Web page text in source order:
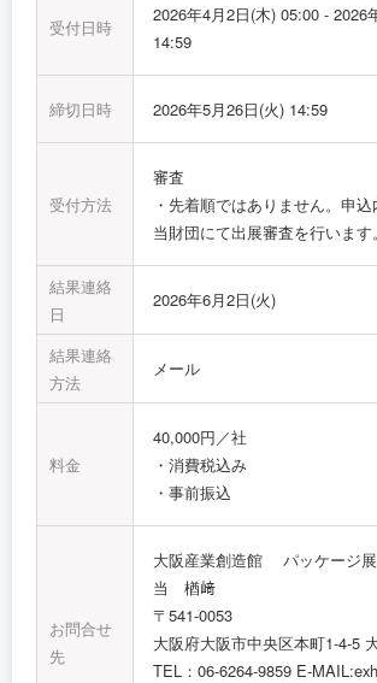
受付日時
2026年4月2日(木) 05:00 - 2026
14:59
締切日時 2026年5月26日(火) 14:59
受付方法
審査
・先着順ではありません。申込
当財団にて出展審査を行います。
結果連絡
日
2026年6月2日(火)
結果連絡
方法
メール
料金
40,000円／社
・消費税込み
・事前振込
お問合せ
先
大阪産業創造館 パッケージ
当 楢﨑
〒541-0053
大阪府大阪市中央区本町1-4-5
TEL：06-6264-9859 E-